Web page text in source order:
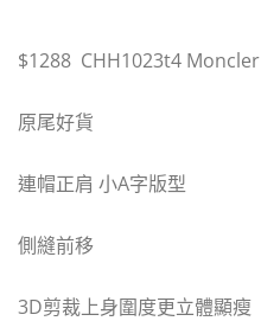
$1288 CHH1023t4
原尾好貨
連帽正肩 小A字版型
側縫前移
3D剪裁上身圍度更立體顯瘦